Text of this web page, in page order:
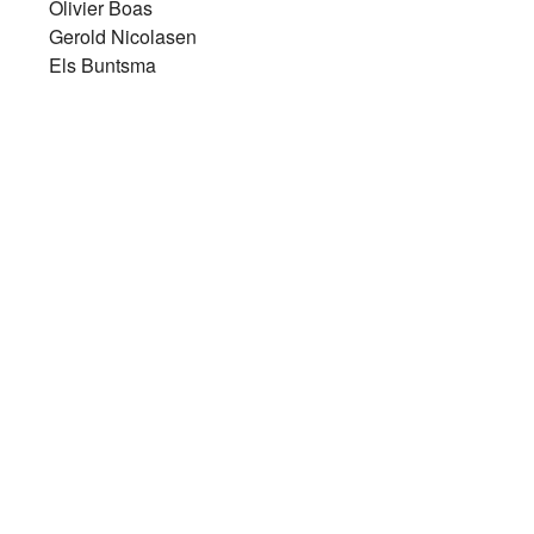
Olivier Boas
Gerold Nicolasen
Els Buntsma